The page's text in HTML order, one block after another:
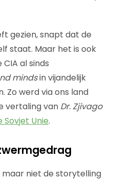
gezien, snapt dat de
staat. Maar het is ook
al sinds
mindsin vijandelijk
Zo werd via ons land
vertaling van Dr. Zjivago
Unie.
niet de storytelling